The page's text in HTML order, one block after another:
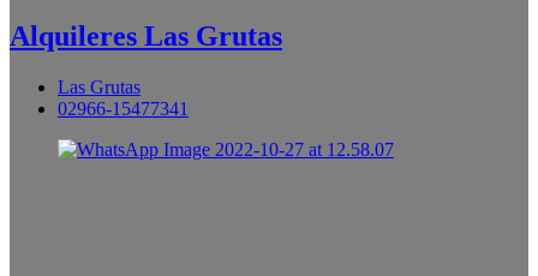
Alquileres Las Grutas
Las Grutas
02966-15477341